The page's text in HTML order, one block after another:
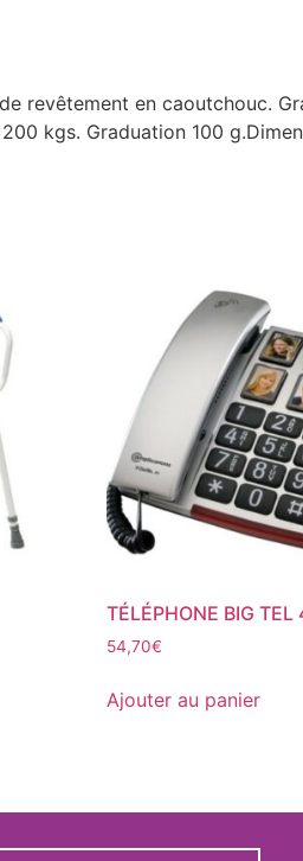
revêtement en caoutchouc.
kgs. Graduation 100
TÉLÉPHONE BIG TEL
54,70€
Ajouter au panier